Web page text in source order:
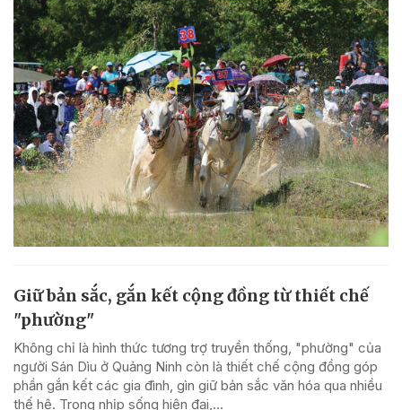
Giữ bản sắc, gắn kết cộng đồng từ thiết chế
"phường"
Không chỉ là hình thức tương trợ truyền thống, "phường" của
người Sán Dìu ở Quảng Ninh còn là thiết chế cộng đồng góp
phần gắn kết các gia đình, gìn giữ bản sắc văn hóa qua nhiều
thế hệ. Trong nhịp sống hiện đại,...